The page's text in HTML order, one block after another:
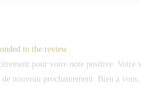
to the review
pour votre note positive.
nouveau prochainement. Bien à